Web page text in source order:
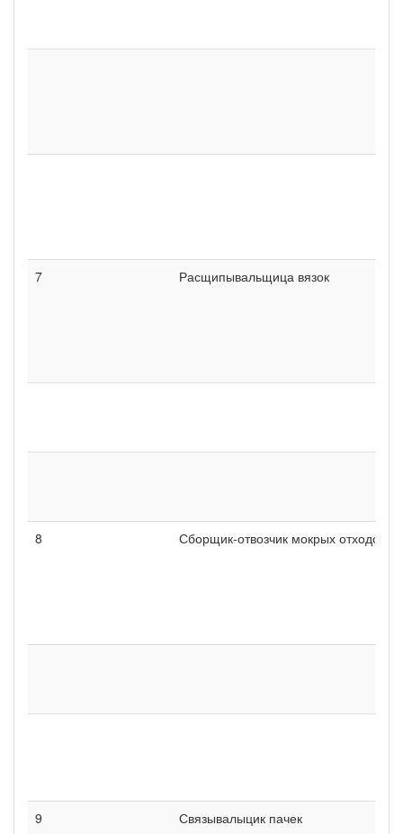
7 Расщипывальщица вязок
8 Сборщик-отвозчик мокрых отходов
9
Связывалыцик пачек